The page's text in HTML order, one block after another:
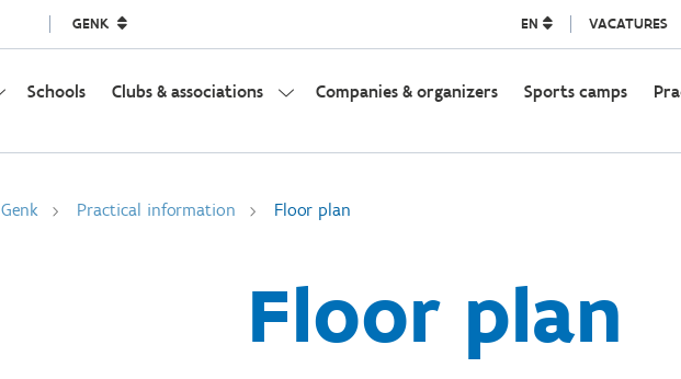
GENK EN VACATURES
Schools Clubs & associations Companies & organizers Sports camps
Genk Practical information Floor plan
Floor plan